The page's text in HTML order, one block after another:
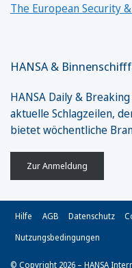
The European Security
HANSA &
HANSA Daily &
aktuelle Schlagzeilen,
bietet wöchentliche
Zur Anmeldung
© Copyright 2026 – HANSA
Hilfe AGB Datenschutz
Nutzungsbedingungen